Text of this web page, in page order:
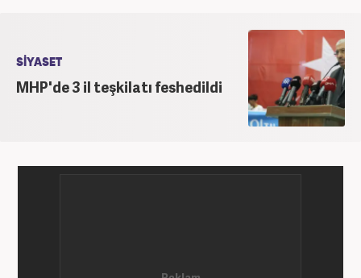
SİYASET
MHP'de 3 il teşkilatı feshedildi